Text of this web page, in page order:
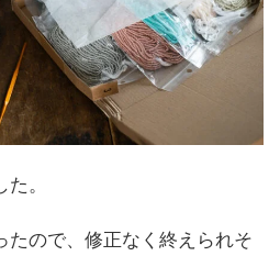
。
たので、修正なく終えられそ